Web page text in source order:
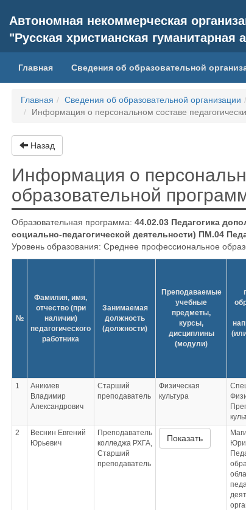
Автономная некоммерческая
"Русская христианская
Главная(current)Сведения об образовательной
Главная Сведения об образовательной организации
Информация о персональном составе
Назад
Информация о
образовательной
Образовательная программа: 44.02.03 Педагогика
социально-педагогической деятельности) ПМ.04
Уровень образования: Среднее профессиональное
№
Фамилия, имя,
отчество (при
наличии)
педагогического
работника
Занимаемая
должность
(должности)
Преподаваемые
учебные
предметы,
курсы,
дисциплины
(модули)
1
Аникиев
Владимир
Александрович
Старший
преподаватель
Физическая
культура
2
Веснин Евгений
Юрьевич
Преподаватель
колледжа РХГА,
Старший
преподаватель
Показать